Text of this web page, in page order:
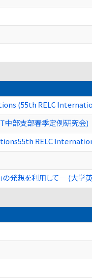
(55th RELC
中部支部春季定例研究会)
RELC
の発想を利用して― (大学